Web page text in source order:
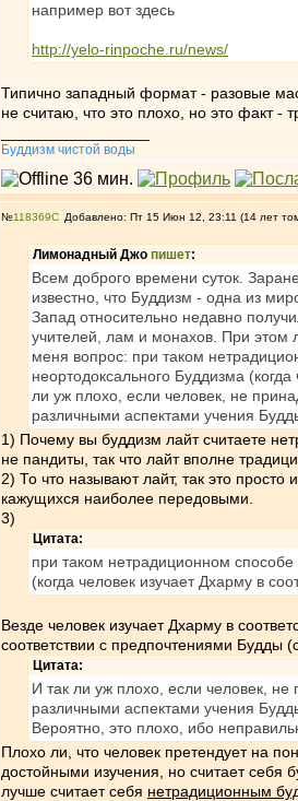
например вот здесь
http://yelo-rinpoche.ru/news/
Типично западный формат - разовые
не считаю, что это плохо, но это факт -
Буддизм чистой воды
№118369 Добавлено: Пт 15 Июн 12, 23:11 (14 лет
Лимонадный Джо пишет:
Всем доброго времени суток.
известно, что Буддизм - одна из
Запад относительно недавно
учителей, лам и монахов. При этом
меня вопрос: при таком
неортодоксального Буддизма
ли уж плохо, если человек, не
различными аспектами учения
1) Почему вы буддизм лайт считаете
не пандиты, так что лайт вполне
2) То что называют лайт, так это
кажущихся наиболее передовыми.
3)
Цитата:
при таком нетрадиционном
(когда человек изучает Дхарму в
Везде человек изучает Дхарму в
соответствии с предпочтениями Будды
Цитата:
И так ли уж плохо, если человек,
различными аспектами учения
Вероятно, это плохо, ибо
Плохо ли, что человек претендует на
достойными изучения, но считает себя
лучше считает себя нетрадиционным